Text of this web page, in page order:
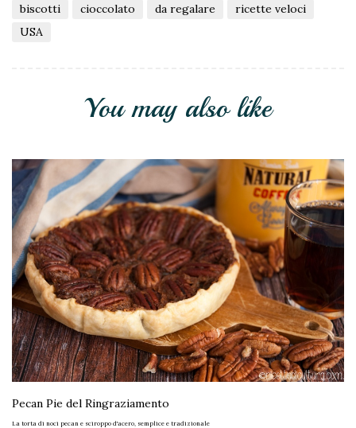
biscotti cioccolato da regalare
ricette veloci
USA
You may also like
Pecan Pie del Ringraziamento
La torta di noci pecan e sciroppo d'acero, semplice e tradizionale